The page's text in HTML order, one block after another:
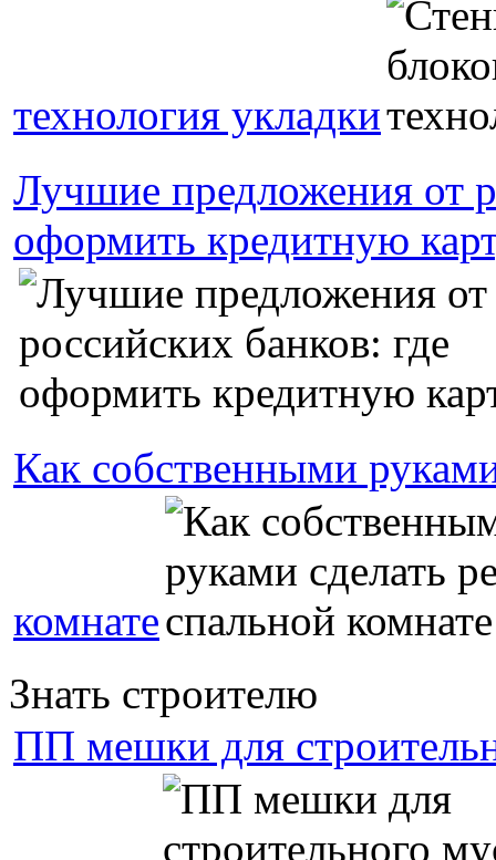
технология укладки
Лучшие предложения от
оформить кредитную
Как собственными
комнате
Знать строителю
ПП мешки для